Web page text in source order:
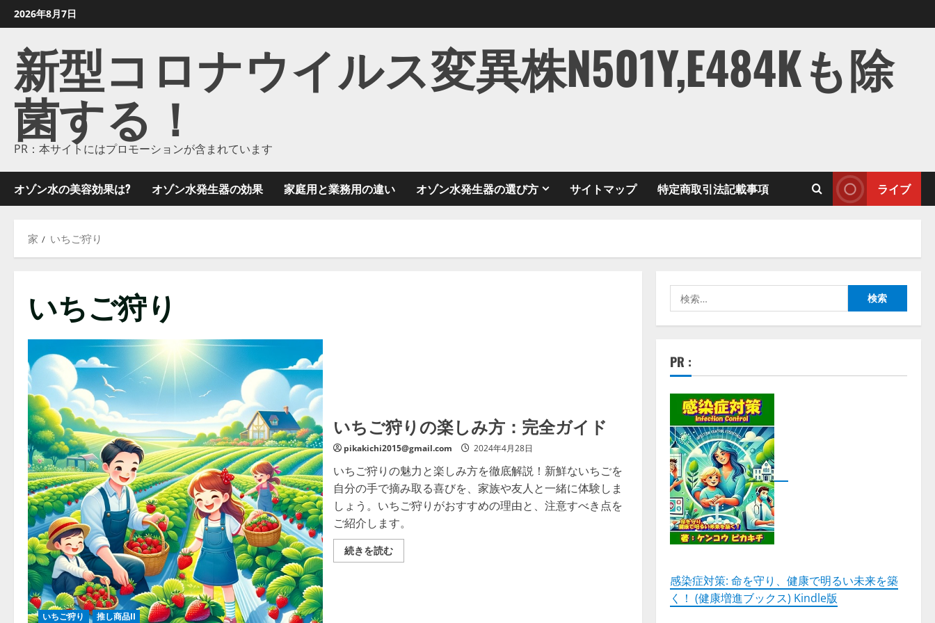
ン
2026年8月7日
新型コロナウイルス変異株N501Y,E484Kも除
菌する！
PR：本サイトにはプロモーションが含まれています
オゾン水の美容効果は? オゾン水発生器の効果 家庭用と業務用の違い オゾン水発生器の選び方 サイトマップ 特定商取引法記載事項 ライブ
家 いちご狩り
いちご狩り
いちご狩り 推し商品II
いちご狩りの楽しみ方：完全ガイド
pikakichi2015@gmail.com 2024年4月28日
いちご狩りの魅力と楽しみ方を徹底解説！新鮮ないちごを
自分の手で摘み取る喜びを、家族や友人と一緒に体験しま
しょう。いちご狩りがおすすめの理由と、注意すべき点を
ご紹介します。
続きを読むい
ち
索:
PR :
感染症対策: 命を守り、健康で明るい未来を築
く！ (健康増進ブックス) Kindle版